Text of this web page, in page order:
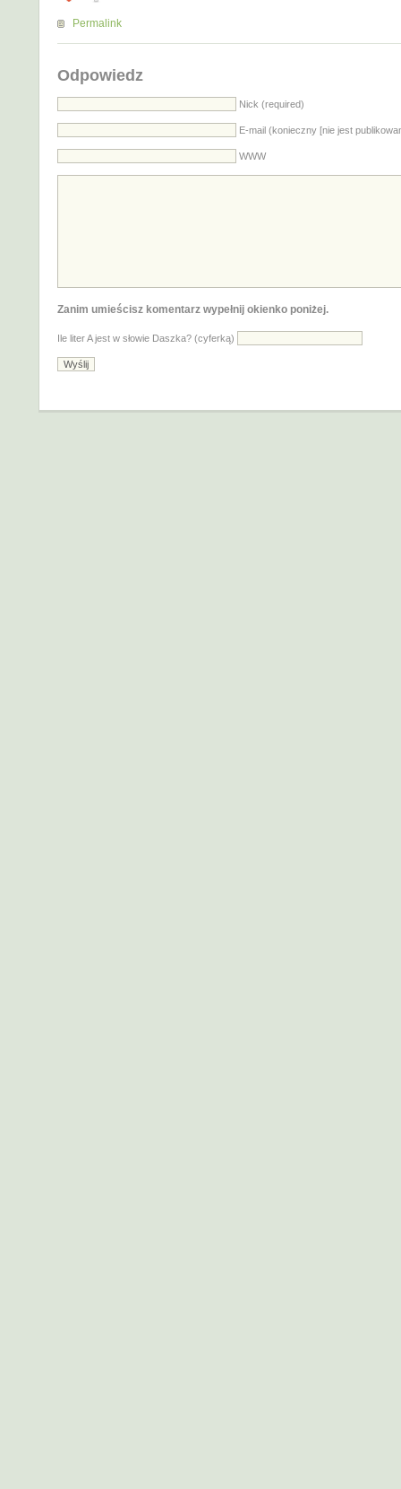
Permalink
Odpowiedz
Nick (required)
E-mail (konieczny [nie jest
WWW
Zanim umieścisz komentarz wypełnij okienko poniżej.
Ile liter A jest w słowie Daszka? (cyferką)